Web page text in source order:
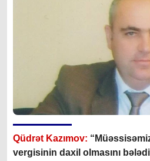
Qüdrət Kazımov:
vergisinin daxil olmasını